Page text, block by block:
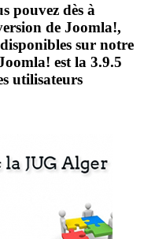
pouvez dès à
de Joomla!,
sur notre
est la 3.9.5
utilisateurs